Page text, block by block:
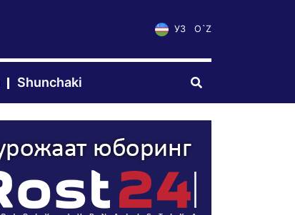
УЗ O`Z
Shunchaki